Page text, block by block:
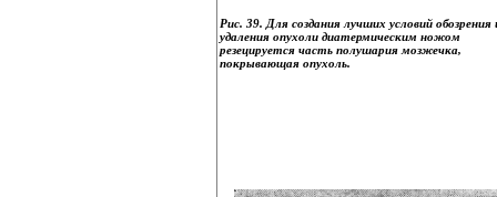
Рис. 39. Для создания лучших условий обозрения
удаления опухоли диатермическим ножом
резецируется часть полушария мозжечка,
покрывающая опухоль.